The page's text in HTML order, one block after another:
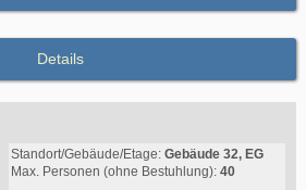
Details
Standort/Gebäude/Etage: Gebäude 32, EG
Max. Personen (ohne Bestuhlung): 40